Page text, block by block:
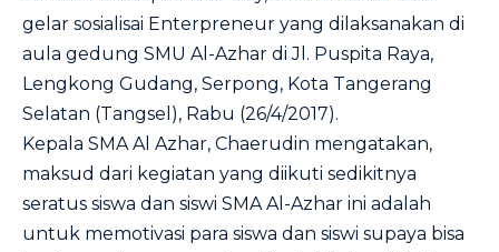
gelar sosialisai Enterpreneur yang dilaksanakan di
aula gedung SMU Al-Azhar di Jl. Puspita Raya,
Lengkong Gudang, Serpong, Kota Tangerang
Selatan (Tangsel), Rabu (26/4/2017).
Kepala SMA Al Azhar, Chaerudin mengatakan,
maksud dari kegiatan yang diikuti sedikitnya
seratus siswa dan siswi SMA Al-Azhar ini adalah
untuk memotivasi para siswa dan siswi supaya bisa